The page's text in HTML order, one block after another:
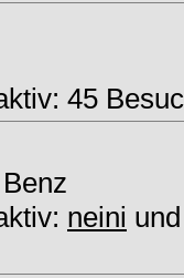
45
neini